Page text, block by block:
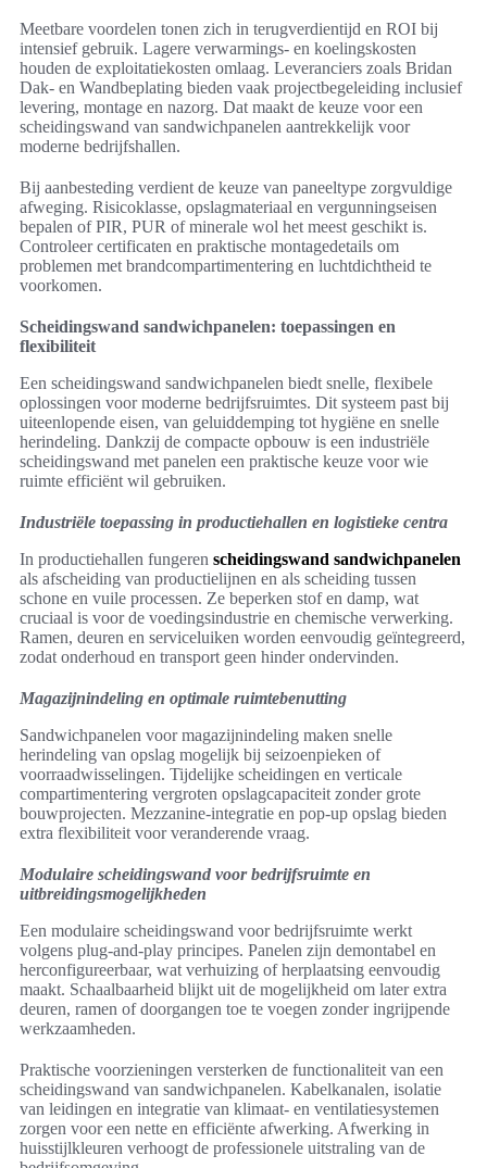
Meetbare voordelen tonen zich in terugverdientijd en ROI bij
intensief gebruik. Lagere verwarmings- en koelingskosten
houden de exploitatiekosten omlaag. Leveranciers zoals Bridan
Dak- en Wandbeplating bieden vaak projectbegeleiding inclusief
levering, montage en nazorg. Dat maakt de keuze voor een
scheidingswand van sandwichpanelen aantrekkelijk voor
moderne bedrijfshallen.
Bij aanbesteding verdient de keuze van paneeltype zorgvuldige
afweging. Risicoklasse, opslagmateriaal en vergunningseisen
bepalen of PIR, PUR of minerale wol het meest geschikt is.
Controleer certificaten en praktische montagedetails om
problemen met brandcompartimentering en luchtdichtheid te
voorkomen.
Scheidingswand sandwichpanelen: toepassingen en
flexibiliteit
Een scheidingswand sandwichpanelen biedt snelle, flexibele
oplossingen voor moderne bedrijfsruimtes. Dit systeem past bij
uiteenlopende eisen, van geluiddemping tot hygiëne en snelle
herindeling. Dankzij de compacte opbouw is een industriële
scheidingswand met panelen een praktische keuze voor wie
ruimte efficiënt wil gebruiken.
Industriële toepassing in productiehallen en logistieke centra
In productiehallen fungeren scheidingswand sandwichpanelen
als afscheiding van productielijnen en als scheiding tussen
schone en vuile processen. Ze beperken stof en damp, wat
cruciaal is voor de voedingsindustrie en chemische verwerking.
Ramen, deuren en serviceluiken worden eenvoudig geïntegreerd,
zodat onderhoud en transport geen hinder ondervinden.
Magazijnindeling en optimale ruimtebenutting
Sandwichpanelen voor magazijnindeling maken snelle
herindeling van opslag mogelijk bij seizoenpieken of
voorraadwisselingen. Tijdelijke scheidingen en verticale
compartimentering vergroten opslagcapaciteit zonder grote
bouwprojecten. Mezzanine-integratie en pop-up opslag bieden
extra flexibiliteit voor veranderende vraag.
Modulaire scheidingswand voor bedrijfsruimte en
uitbreidingsmogelijkheden
Een modulaire scheidingswand voor bedrijfsruimte werkt
volgens plug-and-play principes. Panelen zijn demontabel en
herconfigureerbaar, wat verhuizing of herplaatsing eenvoudig
maakt. Schaalbaarheid blijkt uit de mogelijkheid om later extra
deuren, ramen of doorgangen toe te voegen zonder ingrijpende
werkzaamheden.
Praktische voorzieningen versterken de functionaliteit van een
scheidingswand van sandwichpanelen. Kabelkanalen, isolatie
van leidingen en integratie van klimaat- en ventilatiesystemen
zorgen voor een nette en efficiënte afwerking. Afwerking in
huisstijlkleuren verhoogt de professionele uitstraling van de